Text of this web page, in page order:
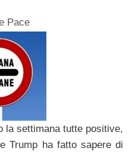
Pace
la settimana tutte positive,
Trump ha fatto sapere di